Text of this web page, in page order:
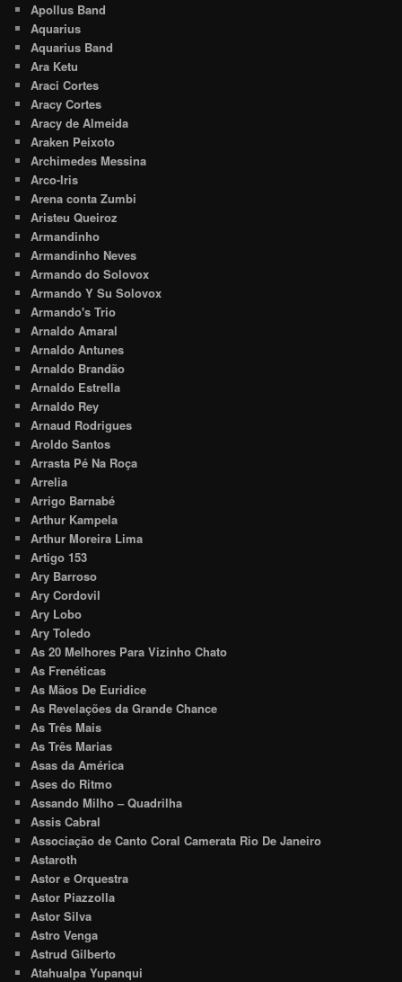
Apollus Band
Aquarius
Aquarius Band
Ara Ketu
Araci Cortes
Aracy Cortes
Aracy de Almeida
Araken Peixoto
Archimedes Messina
Arco-Iris
Arena conta Zumbi
Aristeu Queiroz
Armandinho
Armandinho Neves
Armando do Solovox
Armando Y Su Solovox
Armando's Trio
Arnaldo Amaral
Arnaldo Antunes
Arnaldo Brandão
Arnaldo Estrella
Arnaldo Rey
Arnaud Rodrigues
Aroldo Santos
Arrasta Pé Na Roça
Arrelia
Arrigo Barnabé
Arthur Kampela
Arthur Moreira Lima
Artigo 153
Ary Barroso
Ary Cordovil
Ary Lobo
Ary Toledo
As 20 Melhores Para Vizinho Chato
As Frenéticas
As Mãos De Euridice
As Revelações da Grande Chance
As Três Mais
As Três Marias
Asas da América
Ases do Ritmo
Assando Milho – Quadrilha
Assis Cabral
Associação de Canto Coral Camerata Rio De Janeiro
Astaroth
Astor e Orquestra
Astor Piazzolla
Astor Silva
Astro Venga
Astrud Gilberto
Atahualpa Yupanqui